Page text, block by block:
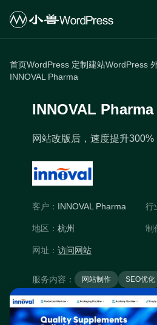
首页WordPress 定制建站WordPress
INNOVAL Pharma
INNOVAL Pharma
网站改版后，速度提升
客户： INNOVAL Pharma 行
地区： 杭州 制
网址： 访问网站
服务内容： 网站制作 SEO优化